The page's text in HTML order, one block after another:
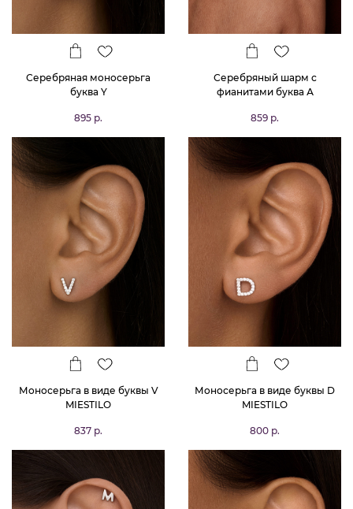
Серебряная моносерьга
буква Y
895 р.
Серебряный шарм с
фианитами буква А
859 р.
Моносерьга в виде буквы V
MIESTILO
837 р.
Моносерьга в виде буквы D
MIESTILO
800 р.